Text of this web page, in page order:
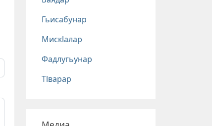
Гьисабунар
Мискlалар
Фадлугьунар
Тlварар